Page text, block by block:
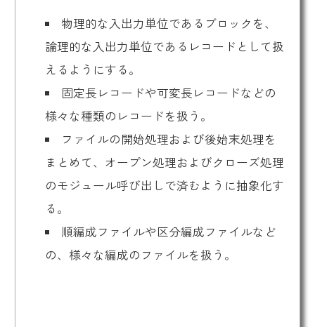
物理的な入出力単位であるブロックを、
論理的な入出力単位であるレコードとして扱
えるようにする。
固定長レコードや可変長レコードなどの
様々な種類のレコードを扱う。
ファイルの開始処理および後始末処理を
まとめて、オープン処理およびクローズ処理
のモジュール呼び出しで済むように抽象化す
る。
順編成ファイルや区分編成ファイルなど
の、様々な編成のファイルを扱う。